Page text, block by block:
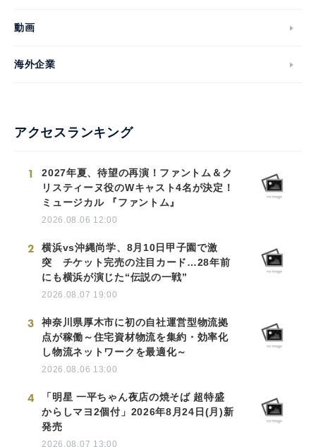
動画
海外企業
アクセスランキング
1
2027年夏、待望の再演！ファントム＆ク
リスティーヌ役のWキャスト4名が決定！
ミュージカル 『ファントム』
2026.08.06 12:00
2
横浜vs沖縄尚学、8月10日甲子園で激
突 チケット完売の注目カード…28年前
にも横浜が演じた“伝説の一戦”
2026.08.07 19:00
3
神奈川県厚木市に初の自社運営型物流拠
点が稼働～住宅資材物流を集約・効率化
し物流ネットワークを最適化～
2026.08.06 13:00
4
「明星 一平ちゃん夜店の焼そば 超特盛
からしマヨ2個付」2026年8月24日(月)新
発売
2026.08.07 13:00